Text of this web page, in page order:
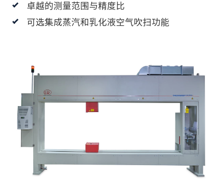
卓越的测量范围与精度比
可选集成蒸汽和乳化液空气吹扫功能